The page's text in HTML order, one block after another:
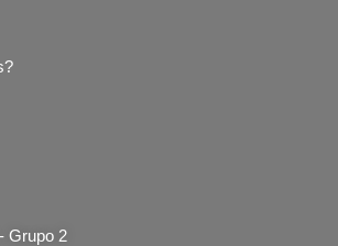
Grupo 2